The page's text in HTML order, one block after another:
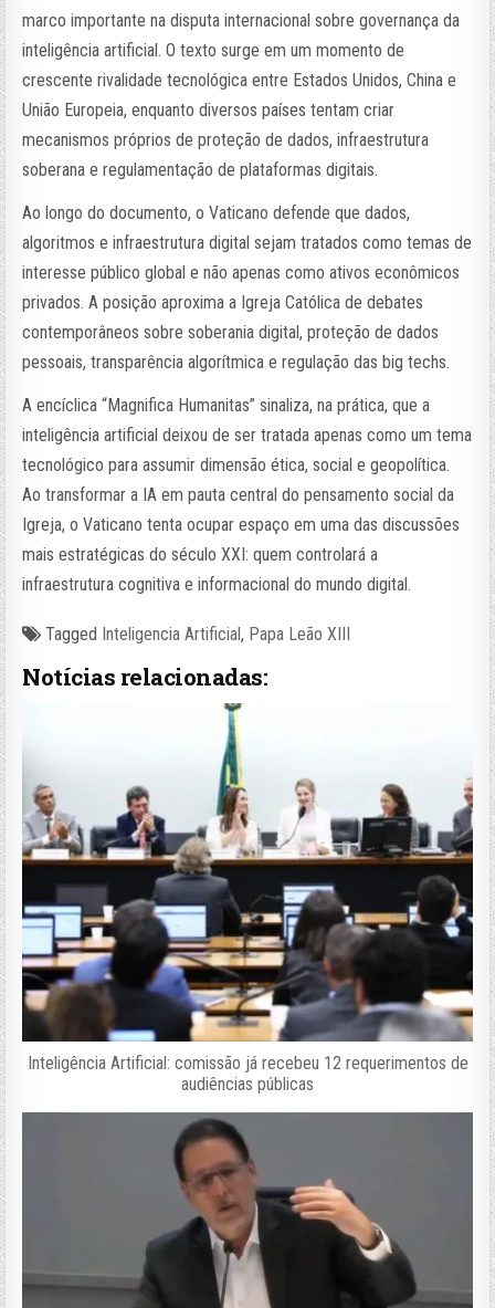
marco importante na disputa internacional sobre governança da
inteligência artificial. O texto surge em um momento de
crescente rivalidade tecnológica entre Estados Unidos, China e
União Europeia, enquanto diversos países tentam criar
mecanismos próprios de proteção de dados, infraestrutura
soberana e regulamentação de plataformas digitais.
Ao longo do documento, o Vaticano defende que dados,
algoritmos e infraestrutura digital sejam tratados como temas de
interesse público global e não apenas como ativos econômicos
privados. A posição aproxima a Igreja Católica de debates
contemporâneos sobre soberania digital, proteção de dados
pessoais, transparência algorítmica e regulação das big techs.
A encíclica “Magnifica Humanitas” sinaliza, na prática, que a
inteligência artificial deixou de ser tratada apenas como um tema
tecnológico para assumir dimensão ética, social e geopolítica.
Ao transformar a IA em pauta central do pensamento social da
Igreja, o Vaticano tenta ocupar espaço em uma das discussões
mais estratégicas do século XXI: quem controlará a
infraestrutura cognitiva e informacional do mundo digital.
Tagged Inteligencia Artificial, Papa Leão XIII
Notícias relacionadas:
Inteligência Artificial: comissão já recebeu 12 requerimentos de
audiências públicas